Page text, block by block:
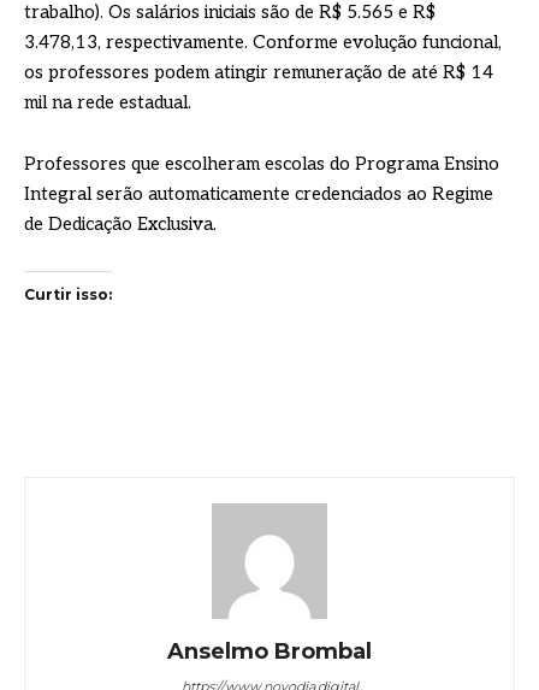
trabalho). Os salários iniciais são de R$ 5.565 e R$
3.478,13, respectivamente. Conforme evolução funcional,
os professores podem atingir remuneração de até R$ 14
mil na rede estadual.
Professores que escolheram escolas do Programa Ensino
Integral serão automaticamente credenciados ao Regime
de Dedicação Exclusiva.
Curtir isso:
Anselmo Brombal